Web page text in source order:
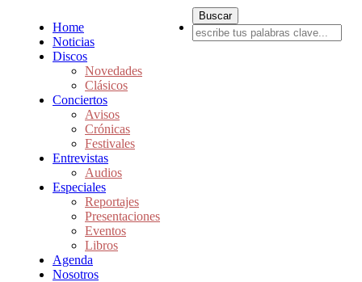
Home
Noticias
Discos
Novedades
Clásicos
Conciertos
Avisos
Crónicas
Festivales
Entrevistas
Audios
Especiales
Reportajes
Presentaciones
Eventos
Libros
Agenda
Nosotros